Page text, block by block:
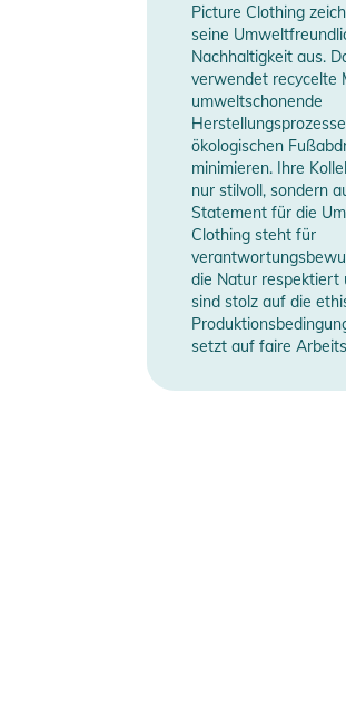
Gebrauchsanweisungen,
Picture Clothing
seine
Nachhaltigkeit aus.
verwendet recycelte
umweltschonende
ökologischen
minimieren. Ihre
nur stilvoll, sondern
Statement für die
Clothing steht für
die Natur respektiert
sind stolz auf die
setzt auf faire